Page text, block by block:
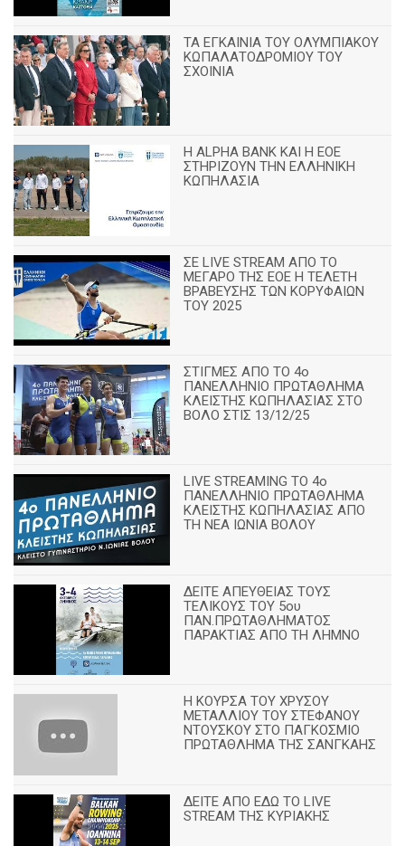
TA ΕΓΚΑΙΝΙΑ ΤΟΥ ΟΛΥΜΠΙΑΚΟΥ
ΚΩΠΑΛΑΤΟΔΡΟΜΙΟΥ ΤΟΥ
ΣΧΟΙΝΙΑ
H ALPHA BANK ΚΑΙ Η ΕΟΕ
ΣΤΗΡΙΖΟΥΝ ΤΗΝ ΕΛΛΗΝΙΚΗ
ΚΩΠΗΛΑΣΙΑ
ΣΕ LIVE STREAM ΑΠΟ ΤΟ
ΜΕΓΑΡΟ ΤΗΣ ΕΟΕ Η ΤΕΛΕΤΗ
ΒΡΑΒΕΥΣΗΣ ΤΩΝ ΚΟΡΥΦΑΙΩΝ
ΤΟΥ 2025
ΣΤΙΓΜΕΣ ΑΠΟ ΤΟ 4ο
ΠΑΝΕΛΛΗΝΙΟ ΠΡΩΤΑΘΛΗΜΑ
ΚΛΕΙΣΤΗΣ ΚΩΠΗΛΑΣΙΑΣ ΣΤΟ
ΒΟΛΟ ΣΤΙΣ 13/12/25
LIVE STREAMING ΤΟ 4ο
ΠΑΝΕΛΛΗΝΙΟ ΠΡΩΤΑΘΛΗΜΑ
ΚΛΕΙΣΤΗΣ ΚΩΠΗΛΑΣΙΑΣ ΑΠΟ
ΤΗ ΝΕΑ ΙΩΝΙΑ ΒΟΛΟΥ
ΔΕΙΤΕ ΑΠΕΥΘΕΙΑΣ ΤΟΥΣ
ΤΕΛΙΚΟΥΣ ΤΟΥ 5ου
ΠΑΝ.ΠΡΩΤΑΘΛΗΜΑΤΟΣ
ΠΑΡΑΚΤΙΑΣ ΑΠΟ ΤΗ ΛΗΜΝΟ
Η ΚΟΥΡΣΑ ΤΟΥ ΧΡΥΣΟΥ
ΜΕΤΑΛΛΙΟΥ ΤΟΥ ΣΤΕΦΑΝΟΥ
ΝΤΟΥΣΚΟΥ ΣΤΟ ΠΑΓΚΟΣΜΙΟ
ΠΡΩΤΑΘΛΗΜΑ ΤΗΣ ΣΑΝΓΚΑΗΣ
ΔΕΙΤΕ ΑΠΟ ΕΔΩ ΤΟ LIVE
STREAM ΤΗΣ ΚΥΡΙΑΚΗΣ